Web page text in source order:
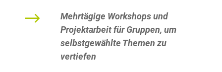
$
Mehrtägige Workshops und
Projektarbeit für Gruppen, um
selbstgewählte Themen zu
vertiefen